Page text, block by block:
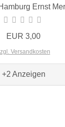
Ernst
EUR 3,00
Versandkosten
+2 Anzeigen